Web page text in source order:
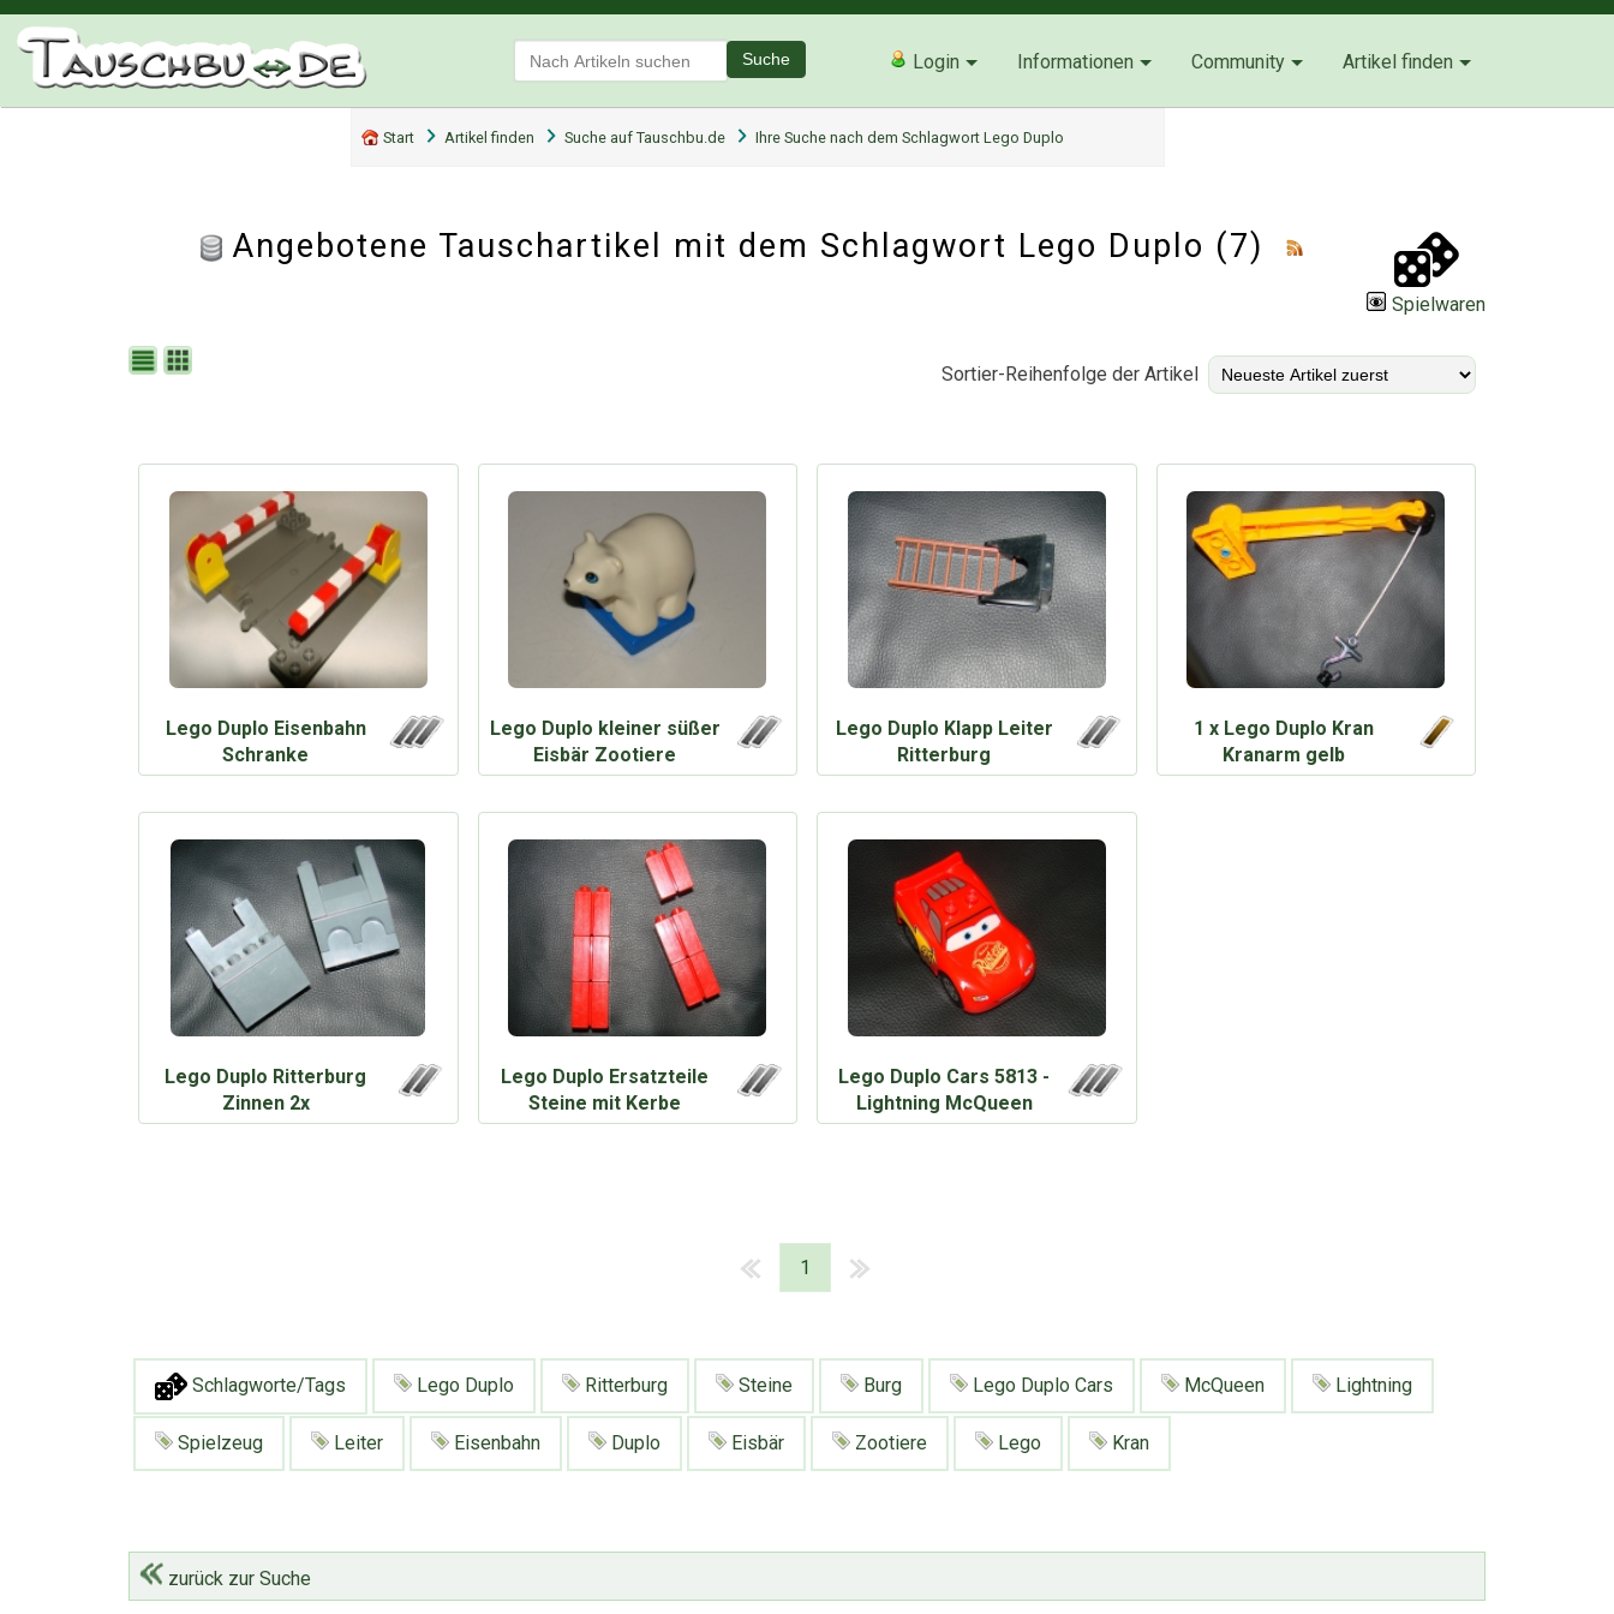
Suche Login Informationen Community Artikel finden
Start Artikel finden Suche auf Tauschbu.de Ihre Suche nach dem Schlagwort Lego Duplo
Spielwaren
Angebotene Tauschartikel mit dem Schlagwort Lego Duplo (7)
Sortier-Reihenfolge der Artikel
Lego Duplo Eisenbahn
Schranke
Lego Duplo kleiner süßer
Eisbär Zootiere
Lego Duplo Klapp Leiter
Ritterburg
1 x Lego Duplo Kran
Kranarm gelb
Lego Duplo Ritterburg
Zinnen 2x
Lego Duplo Ersatzteile
Steine mit Kerbe
Lego Duplo Cars 5813 -
Lightning McQueen
1
Schlagworte/Tags Lego Duplo Ritterburg Steine Burg Lego Duplo Cars McQueen Lightning
Spielzeug Leiter Eisenbahn Duplo Eisbär Zootiere Lego Kran
zurück zur Suche